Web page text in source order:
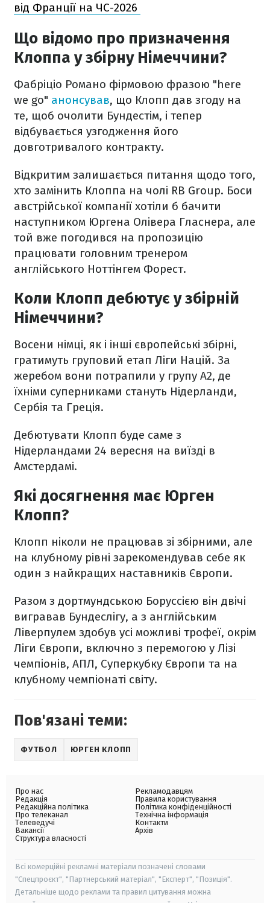
від Франції на ЧС-2026
Що відомо про призначення
Клоппа у збірну Німеччини?
Фабріціо Романо фірмовою фразою "here
we go" анонсував, що Клопп дав згоду на
те, щоб очолити Бундестім, і тепер
відбувається узгодження його
довготривалого контракту.
Відкритим залишається питання щодо того,
хто замінить Клоппа на чолі RB Group. Боси
австрійської компанії хотіли б бачити
наступником Юргена Олівера Гласнера, але
той вже погодився на пропозицію
працювати головним тренером
англійського Ноттінгем Форест.
Коли Клопп дебютує у збірній
Німеччини?
Восени німці, як і інші європейські збірні,
гратимуть груповий етап Ліги Націй. За
жеребом вони потрапили у групу А2, де
їхніми суперниками стануть Нідерланди,
Сербія та Греція.
Дебютувати Клопп буде саме з
Нідерландами 24 вересня на виїзді в
Амстердамі.
Які досягнення має Юрген
Клопп?
Клопп ніколи не працював зі збірними, але
на клубному рівні зарекомендував себе як
один з найкращих наставників Європи.
Разом з дортмундською Боруссією він двічі
вигравав Бундеслігу, а з англійським
Ліверпулем здобув усі можливі трофеї, окрім
Ліги Європи, включно з перемогою у Лізі
чемпіонів, АПЛ, Суперкубку Європи та на
клубному чемпіонаті світу.
Пов'язані теми:
ФУТБОЛ ЮРГЕН КЛОПП
Про нас
Редакція
Редакційна політика
Про телеканал
Телеведучі
Вакансії
Структура власності
Рекламодавцям
Правила користування
Політика конфіденційності
Технічна інформація
Контакти
Архів
Всі комерційні рекламні матеріали позначені словами
"Спецпроєкт", "Партнерський матеріал", "Експерт", "Позиція".
Детальніше щодо реклами та правил цитування можна